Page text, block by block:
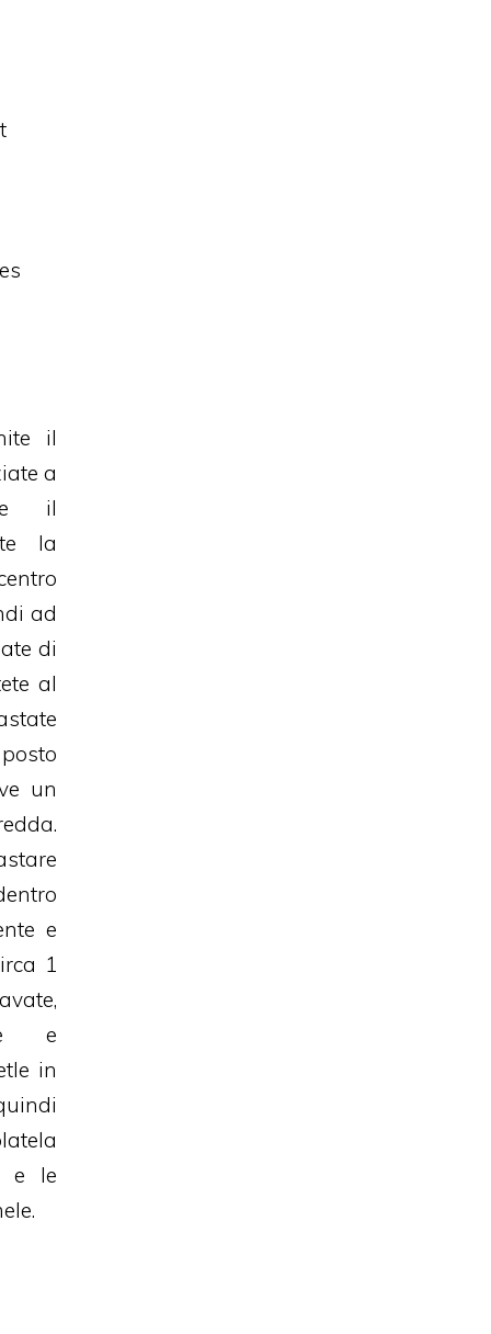
il
a
il
la
ad
di
al
un
e
1
e
in
e le